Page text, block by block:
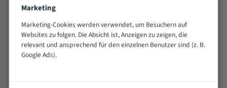
Äußerst verschleißfest
Technische Beschreibung:
Positiver Spanwinkel
Marketing
Marketing-Cookies werden verwendet, um Besuchern auf
Websites zu folgen. Die Absicht ist, Anzeigen zu zeigen, die
relevant und ansprechend für den einzelnen Benutzer sind (z. B.
Google Ads).